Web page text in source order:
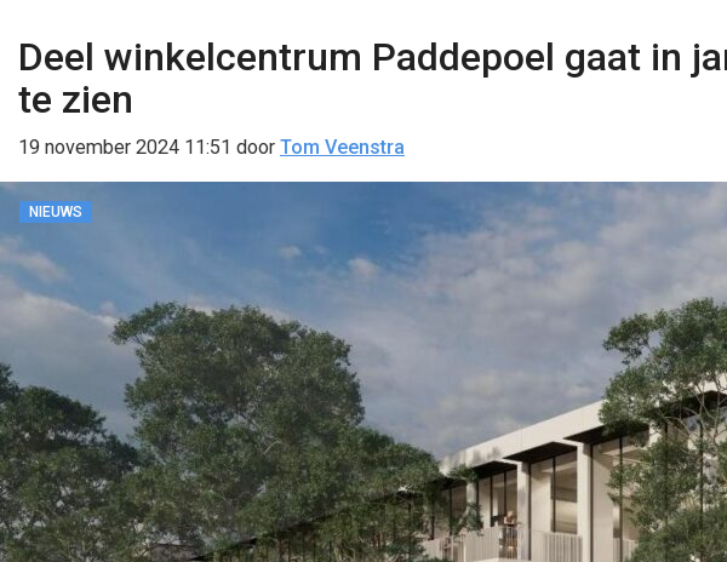
Deel winkelcentrum Paddepoel gaat in
te zien
19 november 2024 11:51 door Tom Veenstra
NIEUWS